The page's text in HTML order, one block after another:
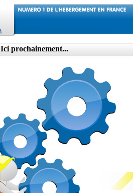
Ici prochainement...